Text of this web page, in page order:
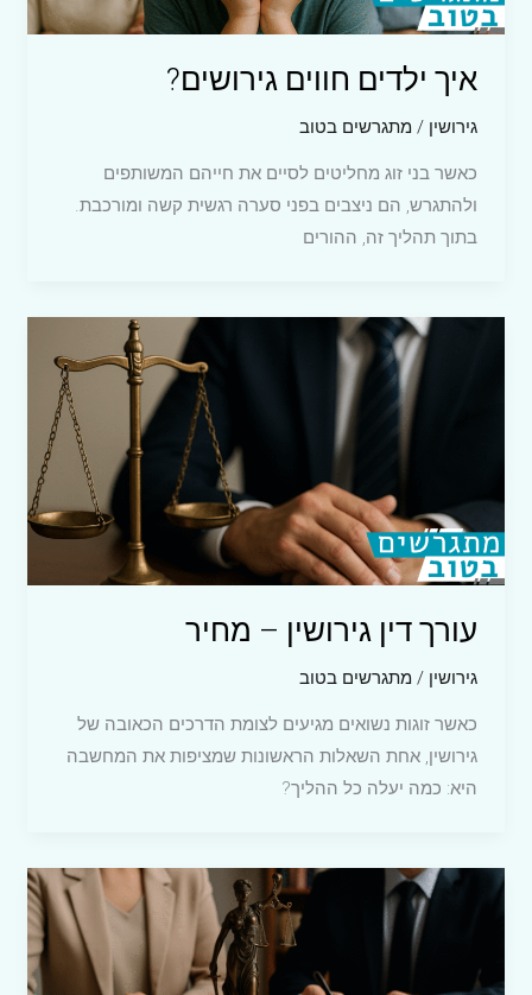
איך ילדים חווים גירושים?
גירושין / מתגרשים בטוב
כאשר בני זוג מחליטים לסיים את חייהם המשותפים
ולהתגרש, הם ניצבים בפני סערה רגשית קשה ומורכבת.
בתוך תהליך זה, ההורים
עורך דין גירושין – מחיר
גירושין / מתגרשים בטוב
כאשר זוגות נשואים מגיעים לצומת הדרכים הכאובה של
גירושין, אחת השאלות הראשונות שמציפות את המחשבה
היא: כמה יעלה כל ההליך?